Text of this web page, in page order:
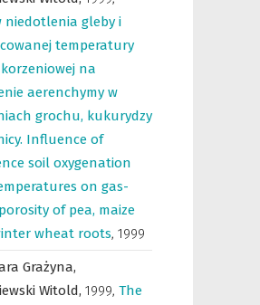
niedotlenia gleby i
temperatury
na
aerenchymy w
grochu, kukurydzy
Influence of
soil oxygenation
on gas-
of pea, maize
wheat roots, 1999
Grażyna,
Witold, 1999, The